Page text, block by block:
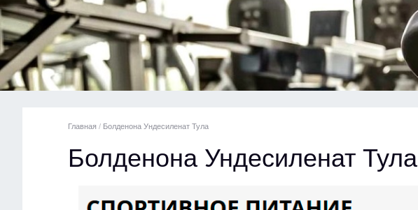
Главная / Болденона Ундесиленат Тула
Болденона Ундесиленат Тула